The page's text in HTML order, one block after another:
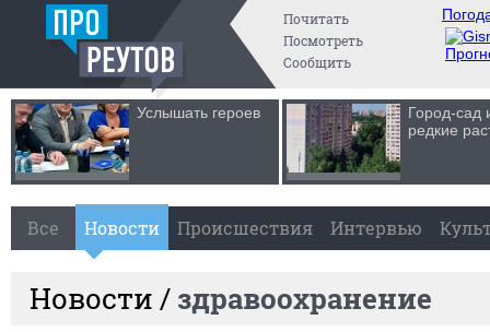
Почитать
Посмотреть
Сообщить
Услышать героев
Город-сад
редкие
Все Новости Происшествия Интервью
Новости / здравоохранение